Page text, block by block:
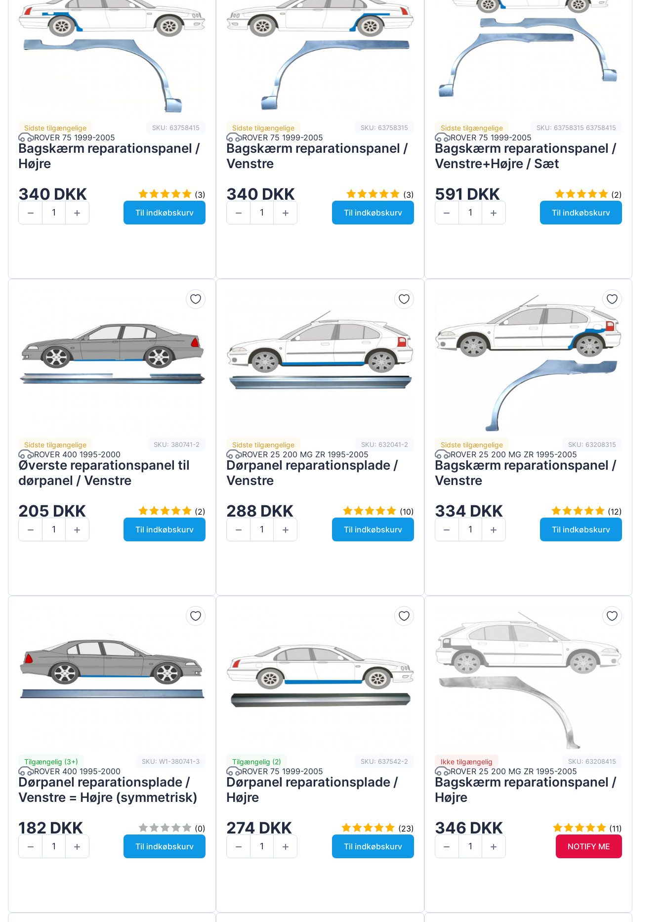
Sidste tilgængelige SKU: 63758415
ROVER 75 1999-2005
Bagskærm reparationspanel /
Højre
340 DKK
(3)
Til indkøbskurv
Sidste tilgængelige SKU: 63758315
ROVER 75 1999-2005
Bagskærm reparationspanel /
Venstre
340 DKK
(3)
Til indkøbskurv
Sidste tilgængelige SKU: 63758315 63758415
ROVER 75 1999-2005
Bagskærm reparationspanel /
Venstre+Højre / Sæt
591 DKK
(2)
Til indkøbskurv
Sidste tilgængelige SKU: 380741-2
ROVER 400 1995-2000
Øverste reparationspanel til
dørpanel / Venstre
205 DKK
(2)
Til indkøbskurv
Sidste tilgængelige SKU: 632041-2
ROVER 25 200 MG ZR 1995-2005
Dørpanel reparationsplade /
Venstre
288 DKK
(10)
Til indkøbskurv
Sidste tilgængelige SKU: 63208315
ROVER 25 200 MG ZR 1995-2005
Bagskærm reparationspanel /
Venstre
334 DKK
(12)
Til indkøbskurv
Tilgængelig (3+) SKU: W1-380741-3
ROVER 400 1995-2000
Dørpanel reparationsplade /
Venstre = Højre (symmetrisk)
182 DKK
(0)
Til indkøbskurv
Tilgængelig (2) SKU: 637542-2
ROVER 75 1999-2005
Dørpanel reparationsplade /
Højre
274 DKK
(23)
Til indkøbskurv
Ikke tilgængelig SKU: 63208415
ROVER 25 200 MG ZR 1995-2005
Bagskærm reparationspanel /
Højre
346 DKK
(11)
NOTIFY ME